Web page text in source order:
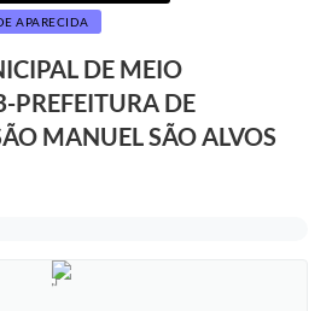
APARECIDA
DE MEIO
PREFEITURA DE
MANUEL SÃO ALVOS